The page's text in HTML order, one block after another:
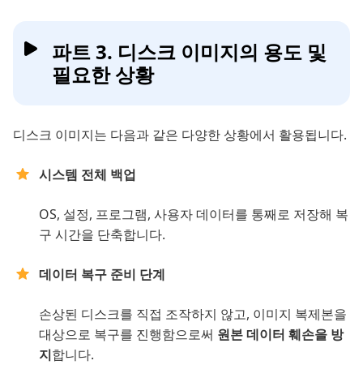
파트 3. 디스크 이미지의 용도 및
필요한 상황
디스크 이미지는 다음과 같은 다양한 상황에서 활용됩니다.
시스템 전체 백업
OS, 설정, 프로그램, 사용자 데이터를 통째로 저장해 복
구 시간을 단축합니다.
데이터 복구 준비 단계
손상된 디스크를 직접 조작하지 않고, 이미지 복제본을
대상으로 복구를 진행함으로써 원본 데이터 훼손을 방
지합니다.